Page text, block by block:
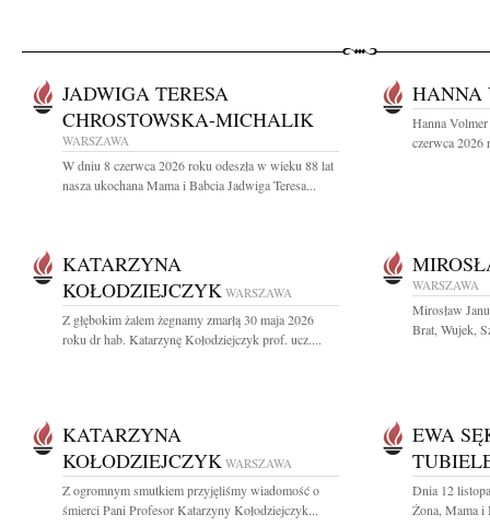
JADWIGA TERESA
CHROSTOWSKA-MICHALIK
WARSZAWA
W dniu 8 czerwca 2026 roku odeszła w wieku 88 lat
nasza ukochana Mama i Babcia Jadwiga Teresa...
HANNA
Hanna Volmer
czerwca 2026
KATARZYNA
KOŁODZIEJCZYK WARSZAWA
Z głębokim żalem żegnamy zmarłą 30 maja 2026
roku dr hab. Katarzynę Kołodziejczyk prof. ucz....
WARSZAWA
Mirosław
Brat, Wujek,
KATARZYNA
KOŁODZIEJCZYK WARSZAWA
Z ogromnym smutkiem przyjęliśmy wiadomość o
śmierci Pani Profesor Katarzyny Kołodziejczyk...
EWA
Dnia 12
Żona, Mama i